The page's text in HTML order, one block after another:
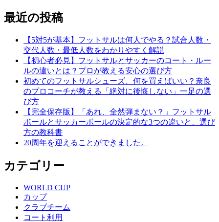
最近の投稿
【5対5が基本】フットサルは何人でやる？試合人数・
交代人数・最低人数をわかりやすく解説
【初心者必見】フットサルとサッカーのコート・ルー
ルの違いとは？プロが教える安心の選び方
初めてのフットサルシューズ、何を買えばいい？奈良
のプロコーチが教える「絶対に後悔しない」一足の選
び方
【完全保存版】「あれ、全然弾まない？」フットサル
ボールとサッカーボールの決定的な3つの違いと、選び
方の教科書
20周年を迎えることができました。
カテゴリー
WORLD CUP
カップ
クラブチーム
コート利用